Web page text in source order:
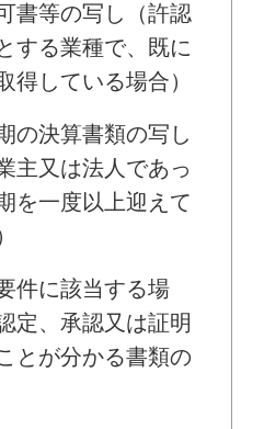
書等の写し（許認
する業種で、既に
得している場合）
の決算書類の写し
主又は法人であっ
を一度以上迎えて
件に該当する場
定、承認又は証明
とが分かる書類の